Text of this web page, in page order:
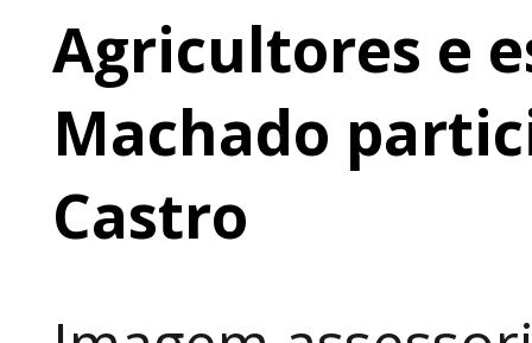
Agricultores e
Machado
Castro